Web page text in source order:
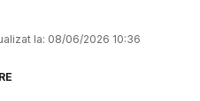
la: 08/06/2026 10:36